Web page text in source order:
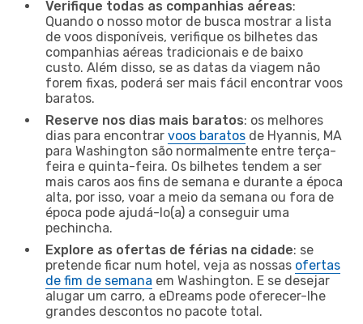
Verifique todas as companhias aéreas:
Quando o nosso motor de busca mostrar a lista
de voos disponíveis, verifique os bilhetes das
companhias aéreas tradicionais e de baixo
custo. Além disso, se as datas da viagem não
forem fixas, poderá ser mais fácil encontrar voos
baratos.
Reserve nos dias mais baratos: os melhores
dias para encontrar voos baratos de Hyannis, MA
para Washington são normalmente entre terça-
feira e quinta-feira. Os bilhetes tendem a ser
mais caros aos fins de semana e durante a época
alta, por isso, voar a meio da semana ou fora de
época pode ajudá-lo(a) a conseguir uma
pechincha.
Explore as ofertas de férias na cidade: se
pretende ficar num hotel, veja as nossas ofertas
de fim de semana em Washington. E se desejar
alugar um carro, a eDreams pode oferecer-lhe
grandes descontos no pacote total.